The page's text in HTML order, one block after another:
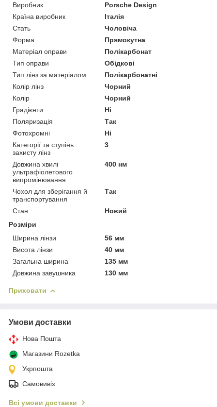
Виробник
Porsche Design
Країна виробник
Італія
Стать
Чоловіча
Форма
Прямокутна
Матеріал оправи
Полікарбонат
Тип оправи
Обідкові
Тип лінз за матеріалом
Полікарбонатні
Колір лінз
Чорний
Колір
Чорний
Градієнти
Ні
Поляризація
Так
Фотохромні
Ні
Категорії та ступінь
захисту лінз
3
Довжина хвилі
ультрафіолетового
випромінювання
400 нм
Чохол для зберігання й
транспортування
Так
Стан
Новий
Розміри
Ширина лінзи
56 мм
Висота лінзи
40 мм
Загальна ширина
135 мм
Довжина завушника
130 мм
Приховати
Умови доставки
Нова Пошта
Магазини Rozetka
Укрпошта
Самовивіз
Всі умови доставки